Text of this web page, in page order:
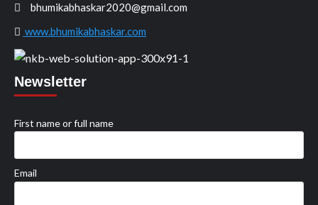
bhumikabhaskar2020@gmail.com
www.bhumikabhaskar.com
Newsletter
First name or full name
Email